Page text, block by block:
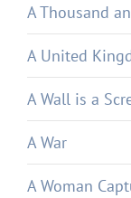
A Thousand
A United
A Wall is a
A War
A Woman